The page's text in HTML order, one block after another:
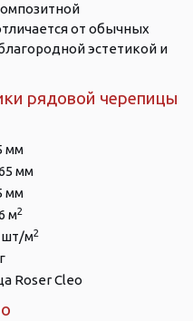
от обычных
эстетикой и
рядовой черепицы
мм
мм
мм
м2
шт/м2